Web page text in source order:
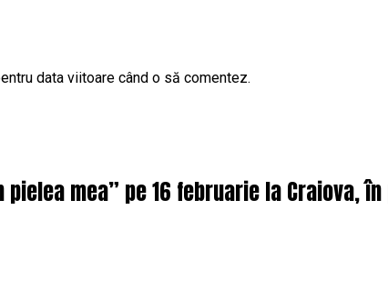
data viitoare când o să comentez.
mea” pe 16 februarie la Craiova,